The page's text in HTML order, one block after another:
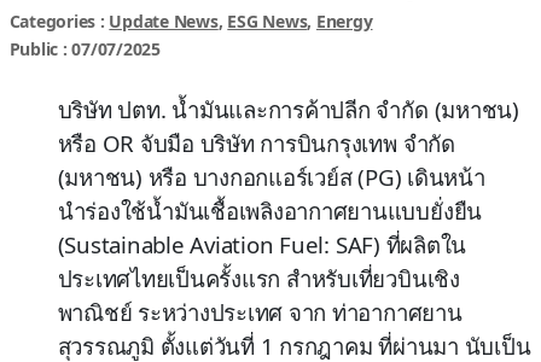
Categories : Update News, ESG News, Energy
Public : 07/07/2025
บริษัท ปตท. น้ำมันและการค้าปลีก จำกัด (มหาชน)
หรือ OR จับมือ บริษัท การบินกรุงเทพ จำกัด
(มหาชน) หรือ บางกอกแอร์เวย์ส (PG) เดินหน้า
นำร่องใช้น้ำมันเชื้อเพลิงอากาศยานแบบยั่งยืน
(Sustainable Aviation Fuel: SAF) ที่ผลิตใน
ประเทศไทยเป็นครั้งแรก สำหรับเที่ยวบินเชิง
พาณิชย์ ระหว่างประเทศ จาก ท่าอากาศยาน
สุวรรณภูมิ ตั้งแต่วันที่ 1 กรกฎาคม ที่ผ่านมา นับเป็น